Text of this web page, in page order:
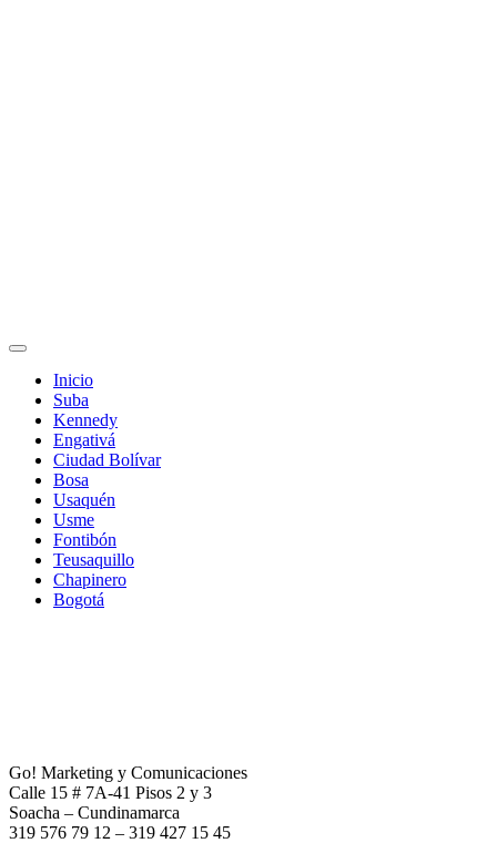
Inicio
Suba
Kennedy
Engativá
Ciudad Bolívar
Bosa
Usaquén
Usme
Fontibón
Teusaquillo
Chapinero
Bogotá
Go! Marketing y Comunicaciones
Calle 15 # 7A-41 Pisos 2 y 3
Soacha – Cundinamarca
319 576 79 12 – 319 427 15 45